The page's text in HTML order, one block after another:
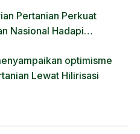
Pertanian Perkuat
Nasional Hadapi
optimisme
Lewat Hilirisasi